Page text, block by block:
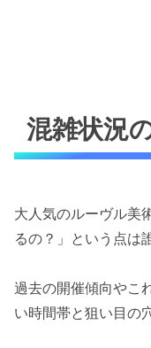
混雑状況
大人気のルーヴル美
るの？」という点は
過去の開催傾向やこ
い時間帯と狙い目の